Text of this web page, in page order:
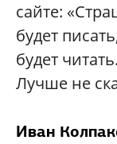
сайте:
будет
будет
Лучше не
Иван